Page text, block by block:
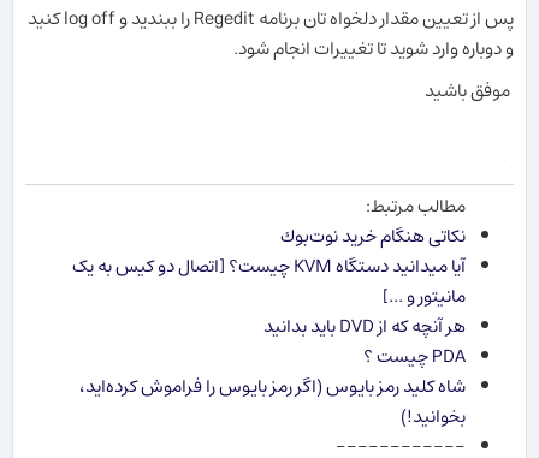
پس از تعیین مقدار دلخواه تان برنامه Regedit را ببندید و log off کنید
و دوباره وارد شوید تا تغییرات انجام شود.
موفق باشید
مطالب مرتبط:
نكاتی هنگام خرید نوت‌بوك
آیا می​دانید دستگاه KVM چیست؟ [اتصال دو کیس به یک
مانیتور و ...]
هر آنچه كه از DVD باید بدانید
PDA چیست ؟
شاه كلید رمز بایوس (اگر رمز بایوس را فراموش كرده‌اید،
بخوانید!)
------------